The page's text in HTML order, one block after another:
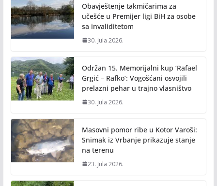
Obavještenje takmičarima za
učešće u Premijer ligi BiH za osobe
sa invaliditetom
30. Jula 2026.
Održan 15. Memorijalni kup ‘Rafael
Grgić – Rafko’: Vogošćani osvojili
prelazni pehar u trajno vlasništvo
30. Jula 2026.
Masovni pomor ribe u Kotor Varoši:
Snimak iz Vrbanje prikazuje stanje
na terenu
23. Jula 2026.